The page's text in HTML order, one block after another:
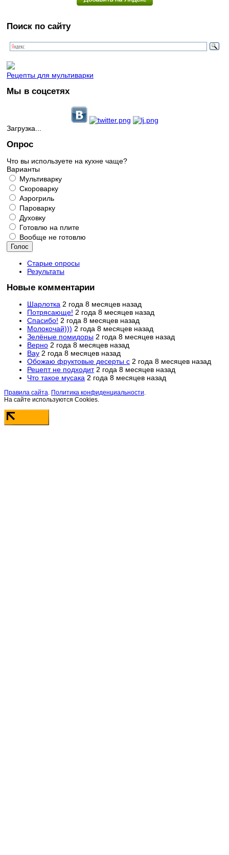
Поиск по сайту
Рецепты для мультиварки
Мы в соцсетях
Загрузка...
Опрос
Что вы используете на кухне чаще?
Варианты
Мультиварку
Скороварку
Аэрогриль
Пароварку
Духовку
Готовлю на плите
Вообще не готовлю
Старые опросы
Результаты
Новые комментарии
Шарлотка 2 года 8 месяцев назад
Потрясающе! 2 года 8 месяцев назад
Спасибо! 2 года 8 месяцев назад
Молокочай))) 2 года 8 месяцев назад
Зелёные помидоры 2 года 8 месяцев назад
Верно 2 года 8 месяцев назад
Вау 2 года 8 месяцев назад
Обожаю фруктовые десерты с 2 года 8 месяцев назад
Рецепт не подходит 2 года 8 месяцев назад
Что такое мусака 2 года 8 месяцев назад
Правила сайта. Политика конфиденциальности.
На сайте используются Cookies.